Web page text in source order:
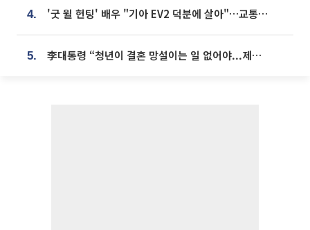
4. '굿 윌 헌팅' 배우 "기아 EV2 덕분에 살아"…교통사고 후 안전성 극찬
5. 李대통령 “청년이 결혼 망설이는 일 없어야...제도상 불이익 조사”